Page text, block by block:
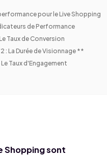
pour le Live Shopping
de Performance
Taux de Conversion
: La Durée de Visionnage **
Taux d'Engagement
Shopping sont